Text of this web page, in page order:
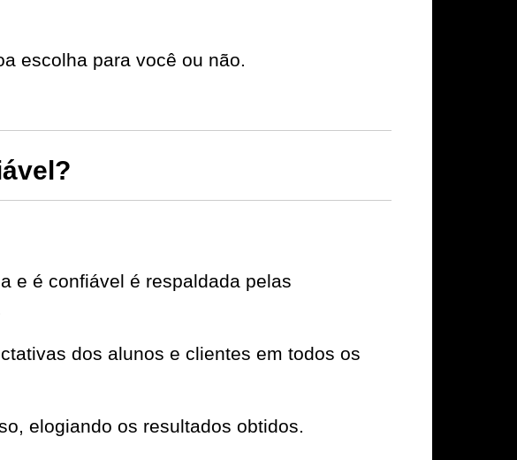
escolha para você ou não.
e é confiável é respaldada pelas
dos alunos e clientes em todos os
elogiando os resultados obtidos.